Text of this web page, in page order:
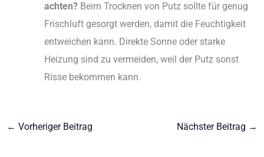
achten?Beim Trocknen von Putz sollte für genug
Frischluft gesorgt werden, damit die Feuchtigkeit
entweichen kann. Direkte Sonne oder starke
Heizung sind zu vermeiden, weil der Putz sonst
Risse bekommen kann.
← Vorheriger Beitrag Nächster Beitrag →